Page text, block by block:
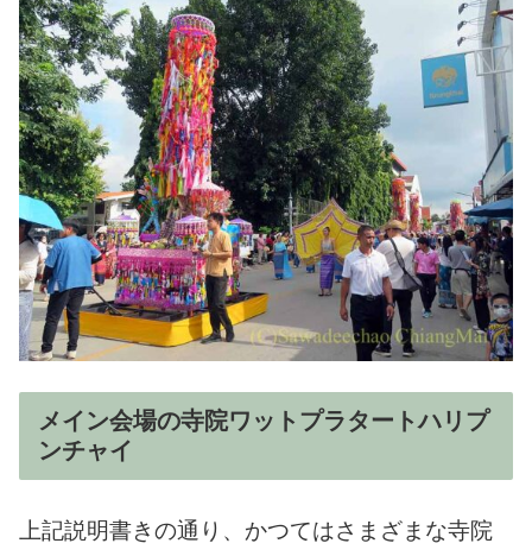
メイン会場の寺院ワットプラタートハリプ
ンチャイ
上記説明書きの通り、かつてはさまざまな寺院